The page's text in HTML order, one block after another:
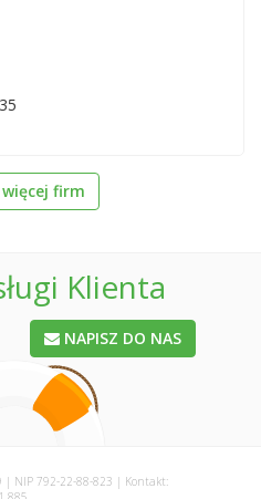
firm
Klienta
NAPISZ DO NAS
| NIP 792-22-88-823 | Kontakt: